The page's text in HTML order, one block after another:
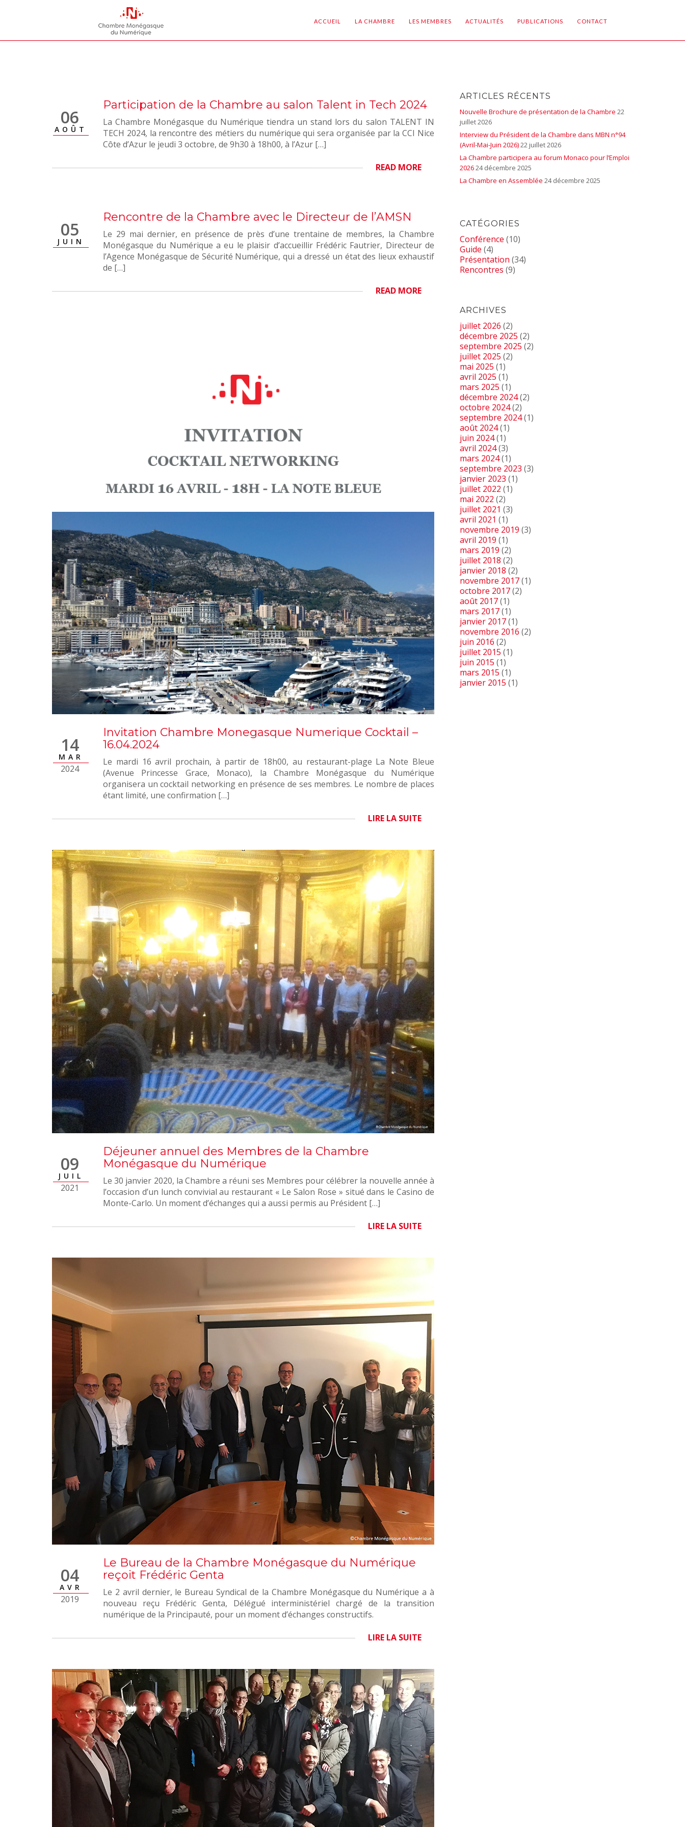
ACCUEIL LA CHAMBRE LES MEMBRES ACTUALITÉS PUBLICATIONS CONTACT
06
AOÛT
Participation de la Chambre au salon Talent in Tech 2024
La Chambre Monégasque du Numérique tiendra un stand lors du salon TALENT IN
TECH 2024, la rencontre des métiers du numérique qui sera organisée par la CCI Nice
Côte d’Azur le jeudi 3 octobre, de 9h30 à 18h00, à l’Azur […]
READ MORE
05
JUIN
Rencontre de la Chambre avec le Directeur de l’AMSN
Le 29 mai dernier, en présence de près d’une trentaine de membres, la Chambre
Monégasque du Numérique a eu le plaisir d’accueillir Frédéric Fautrier, Directeur de
l’Agence Monégasque de Sécurité Numérique, qui a dressé un état des lieux exhaustif
de […]
READ MORE
14
MAR
2024
Invitation Chambre Monegasque Numerique Cocktail –
16.04.2024
Le mardi 16 avril prochain, à partir de 18h00, au restaurant-plage La Note Bleue
(Avenue Princesse Grace, Monaco), la Chambre Monégasque du Numérique
organisera un cocktail networking en présence de ses membres. Le nombre de places
étant limité, une confirmation […]
LIRE LA SUITE
09
JUIL
2021
Déjeuner annuel des Membres de la Chambre
Monégasque du Numérique
Le 30 janvier 2020, la Chambre a réuni ses Membres pour célébrer la nouvelle année à
l’occasion d’un lunch convivial au restaurant « Le Salon Rose » situé dans le Casino de
Monte-Carlo. Un moment d’échanges qui a aussi permis au Président […]
LIRE LA SUITE
04
AVR
2019
Le Bureau de la Chambre Monégasque du Numérique
reçoit Frédéric Genta
Le 2 avril dernier, le Bureau Syndical de la Chambre Monégasque du Numérique a à
nouveau reçu Frédéric Genta, Délégué interministériel chargé de la transition
numérique de la Principauté, pour un moment d’échanges constructifs.
LIRE LA SUITE
ARTICLES RÉCENTS
Nouvelle Brochure de présentation de la Chambre 22
juillet 2026
Interview du Président de la Chambre dans MBN n°94
(Avril-Mai-Juin 2026)22 juillet 2026
La Chambre participera au forum Monaco pour l’Emploi
202624 décembre 2025
La Chambre en Assemblée 24 décembre 2025
CATÉGORIES
Conférence (10)
Guide (4)
Présentation (34)
Rencontres (9)
ARCHIVES
juillet 2026 (2)
décembre 2025 (2)
septembre 2025 (2)
juillet 2025 (2)
mai 2025 (1)
avril 2025 (1)
mars 2025 (1)
décembre 2024(2)
octobre 2024(2)
septembre 2024(1)
août 2024(1)
juin 2024(1)
avril 2024(3)
mars 2024(1)
septembre 2023 (3)
janvier 2023 (1)
juillet 2022 (1)
mai 2022 (2)
juillet 2021 (3)
avril 2021 (1)
novembre 2019 (3)
avril 2019 (1)
mars 2019 (2)
juillet 2018 (2)
janvier 2018 (2)
novembre 2017(1)
octobre 2017(2)
août 2017(1)
mars 2017(1)
janvier 2017(1)
novembre 2016 (2)
juin 2016 (2)
juillet 2015 (1)
juin 2015 (1)
mars 2015 (1)
janvier 2015 (1)